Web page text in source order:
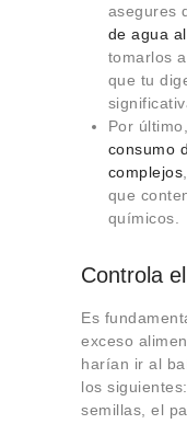
asegures
de agua
tomarlos
que tu
Por
consumo
complejos
que
químicos.
Controla
Es
exceso
harían ir al
los
semillas, el